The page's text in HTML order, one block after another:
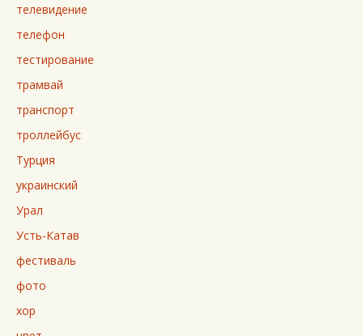
телевидение
телефон
тестирование
трамвай
транспорт
троллейбус
Турция
украинский
Урал
Усть-Катав
фестиваль
фото
хор